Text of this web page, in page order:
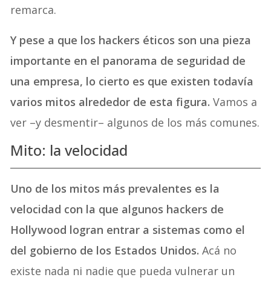
remarca.
Y pese a que los hackers éticos son una pieza
importante en el panorama de seguridad de
una empresa, lo cierto es que existen todavía
varios mitos alrededor de esta figura. Vamos a
ver –y desmentir– algunos de los más comunes.
Mito: la velocidad
Uno de los mitos más prevalentes es la
velocidad con la que algunos hackers de
Hollywood logran entrar a sistemas como el
del gobierno de los Estados Unidos. Acá no
existe nada ni nadie que pueda vulnerar un